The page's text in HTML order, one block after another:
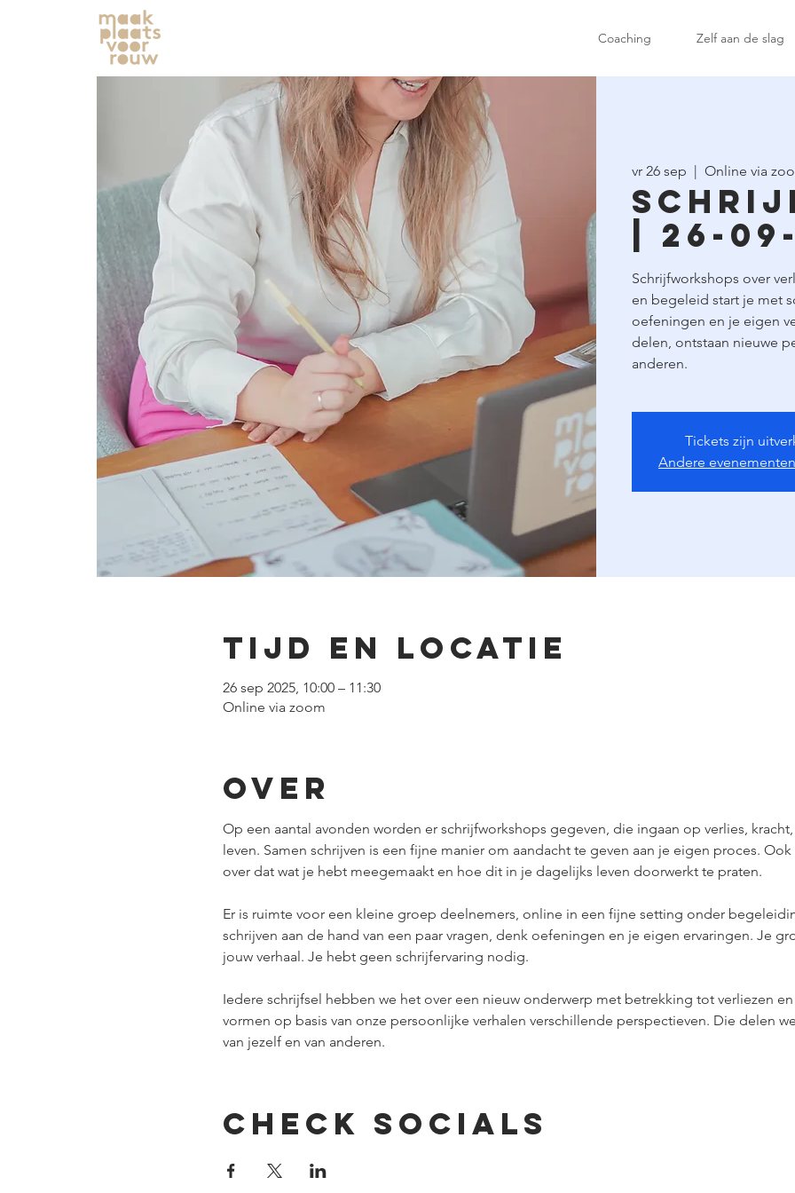
Coaching Zelf aan de slag
vr 26 sep
  |
Online via
| 26-
Schrijfworkshops over
en begeleid start je met
oefeningen en je eigen
delen, ontstaan nieuwe
anderen.
Tickets zijn
Andere
Tijd en locatie
26 sep 2025, 10:00 – 11:30
Online via zoom
Over
Op een aantal avonden worden er schrijfworkshops gegeven, die ingaan op verlies,
leven. Samen schrijven is een fijne manier om aandacht te geven aan je eigen proces.
over dat wat je hebt meegemaakt en hoe dit in je dagelijks leven doorwerkt te praten.
Er is ruimte voor een kleine groep deelnemers, online in een fijne setting onder
schrijven aan de hand van een paar vragen, denk oefeningen en je eigen ervaringen. Je
jouw verhaal. Je hebt geen schrijfervaring nodig.
Iedere schrijfsel hebben we het over een nieuw onderwerp met betrekking tot verliezen
vormen op basis van onze persoonlijke verhalen verschillende perspectieven. Die delen
van jezelf en van anderen.​
check socials